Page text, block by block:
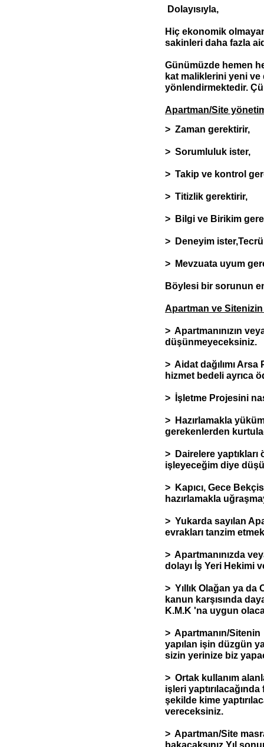
Dolayısıyla,
Hiç ekonomik
sakinleri daha fazla
Günümüzde hemen
kat maliklerini yeni ve
yönlendirmektedir.
Apartman/Site
> Zaman gerektirir,
> Sorumluluk ister,
> Takip ve kontrol
> Titizlik gerektirir,
> Bilgi ve Birikim
> Deneyim
> Mevzuata uyum
Böylesi bir sorunun
Apartman ve
> Apartmanınızın
düşünmeyeceksiniz.
> Aidat dağılımı Arsa
hizmet bedeli ayrıca
> İşletme Projesini
> Hazırlamakla
gerekenlerden
> Dairelere
işleyeceğim diye
> Kapıcı, Gece
hazırlamakla
> Yukarda sayılan
evrakları tanzim
> Apartmanınızda
dolayı İş Yeri Hekimi
> Yıllık Olağan ya da
kanun karşısında
K.M.K 'na uygun
> Apartmanın/
yapılan işin düzgün
sizin yerinize biz
> Ortak kullanım
işleri
şekilde kime
vereceksiniz.
> Apartman/Site